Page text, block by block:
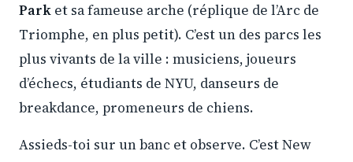
Park et sa fameuse arche (réplique de l’Arc de
Triomphe, en plus petit). C’est un des parcs les
plus vivants de la ville : musiciens, joueurs
d’échecs, étudiants de NYU, danseurs de
breakdance, promeneurs de chiens.
Assieds-toi sur un banc et observe. C’est New